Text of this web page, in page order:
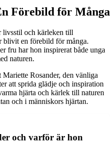
Förebild för Många
livsstil och kärleken till
blivit en förebild för många.
fru har hon inspirerat både unga
naturen.
Rosander, den vänliga
att sprida glädje och inspiration
hjärta och kärlek till naturen
och i människors hjärtan.
och varför är hon